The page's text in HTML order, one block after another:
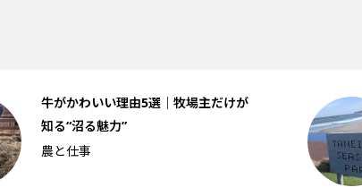
牛がかわいい理由5選｜牧場主だけが
知る“沼る魅力”
農と仕事